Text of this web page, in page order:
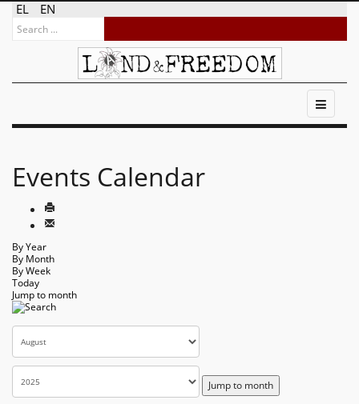
EL EN
Events Calendar
By Year
By Month
By Week
Today
Jump to month
Jump to month